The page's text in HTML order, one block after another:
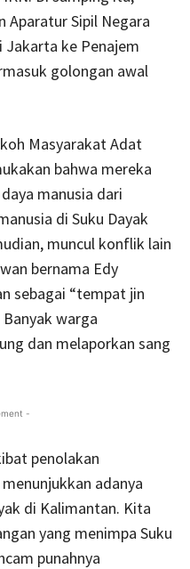
Aparatur Sipil Negara
Jakarta ke Penajem
golongan awal
Masyarakat Adat
bahwa mereka
manusia dari
di Suku Dayak
muncul konflik lain
bernama Edy
sebagai “tempat jin
warga
dan melaporkan sang
-
penolakan
adanya
di Kalimantan. Kita
yang menimpa Suku
punahnya